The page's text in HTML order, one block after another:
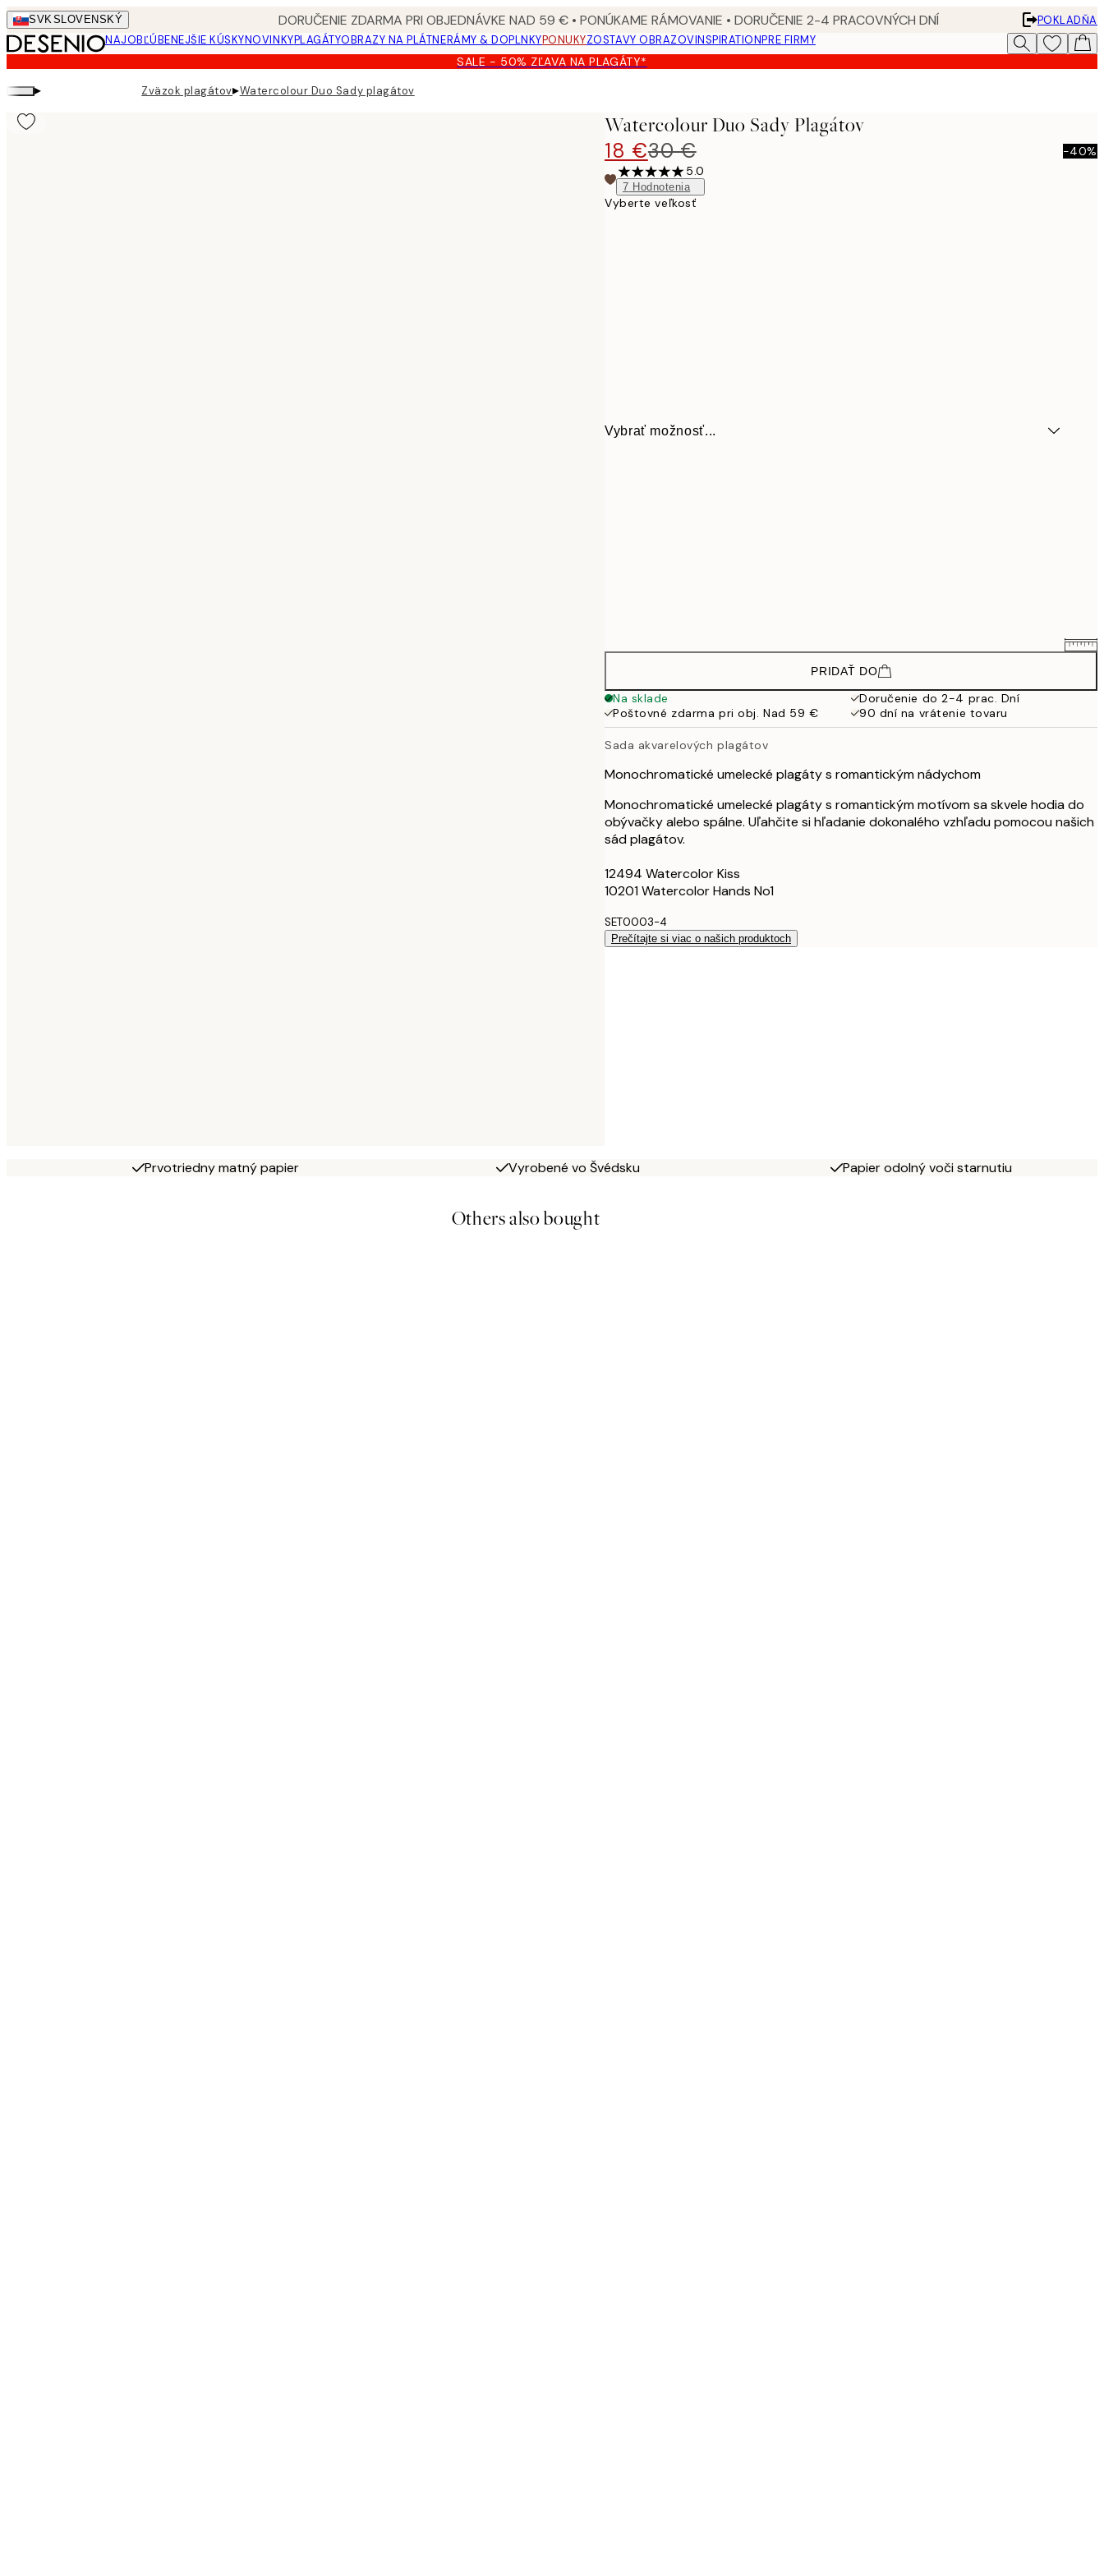
Skip
to
main
content.
SVKSLOVENSKÝ DORUČENIE ZDARMA PRI OBJEDNÁVKE NAD 59 € • PONÚKAME RÁMOVANIE • DORUČENIE 2-4 PRACOVNÝCH DNÍ
POKLADŇA
NAJOBĽÚBENEJŠIE KÚSKYNOVINKYPLAGÁTYOBRAZY NA PLÁTNERÁMY & DOPLNKYPONUKYZOSTAVY OBRAZOVINSPIRATIONPRE FIRMY
SALE - 50% ZĽAVA NA PLAGÁTY*
▸ Zväzok plagátov▸Watercolour Duo Sady plagátov
Watercolour Duo Sady Plagátov
18 €30 €
-40%
5.0
7 Hodnotenia
Vyberte veľkosť
Vybrať možnosť...
30 €
43,90 €
50x70 cm
76 €
PRIDAŤ DO
Na sklade
Doručenie do 2-4 prac. Dní
Poštovné zdarma pri obj. Nad 59 €
90 dní na vrátenie tovaru
Sada akvarelových plagátov
Monochromatické umelecké plagáty s romantickým nádychom
Monochromatické umelecké plagáty s romantickým motívom sa skvele hodia do
obývačky alebo spálne. Uľahčite si hľadanie dokonalého vzhľadu pomocou našich
sád plagátov.
12494 Watercolor Kiss
10201 Watercolor Hands No1
SET0003-4
Prečítajte si viac o našich produktoch
Prvotriedny matný papier Vyrobené vo Švédsku Papier odolný voči starnutiu
Others also bought